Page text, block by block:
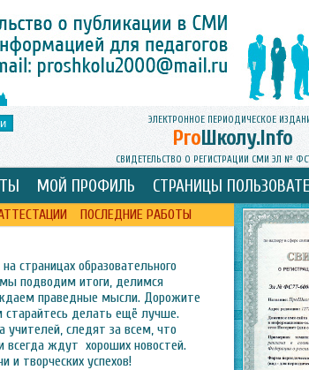
ЭЛЕКТРОННОЕ ПЕРИОДИЧЕСКОЕ
ProШколу.Info
СВИДЕТЕЛЬСТВО О РЕГИСТРАЦИИ СМИ ЭЛ №
МОЙ ПРОФИЛЬ СТРАНИЦЫ
ПОСЛЕДНИЕ РАБОТЫ
страницах образовательного
подводим итоги, делимся
праведные мысли. Дорожите
делать ещё лучше.
следят за всем, что
всегда ждут хороших новостей.
и творческих успехов!